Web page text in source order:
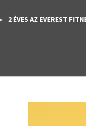
» 2 ÉVES AZ EVEREST